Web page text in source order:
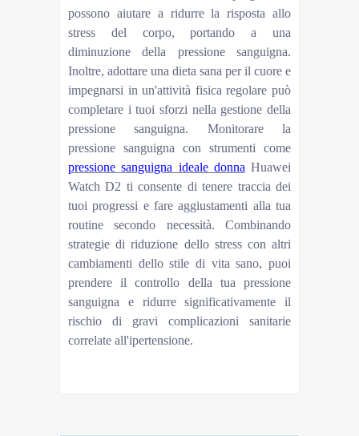
possono aiutare a ridurre la risposta allo
stress del corpo, portando a una
diminuzione della pressione sanguigna.
Inoltre, adottare una dieta sana per il cuore e
impegnarsi in un'attività fisica regolare può
completare i tuoi sforzi nella gestione della
pressione sanguigna. Monitorare la
pressione sanguigna con strumenti come
pressione sanguigna ideale donna Huawei
Watch D2 ti consente di tenere traccia dei
tuoi progressi e fare aggiustamenti alla tua
routine secondo necessità. Combinando
strategie di riduzione dello stress con altri
cambiamenti dello stile di vita sano, puoi
prendere il controllo della tua pressione
sanguigna e ridurre significativamente il
rischio di gravi complicazioni sanitarie
correlate all'ipertensione.